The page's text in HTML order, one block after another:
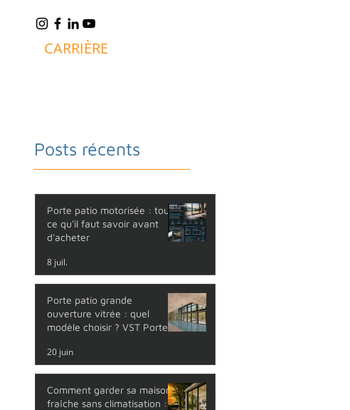
CARRIÈRE
Posts récents
Porte patio motorisée : tout
ce qu'il faut savoir avant
d'acheter
8 juil.
Porte patio grande
ouverture vitrée : quel
modèle choisir ? VST Portes
20 juin
Comment garder sa maison
fraîche sans climatisation : 5